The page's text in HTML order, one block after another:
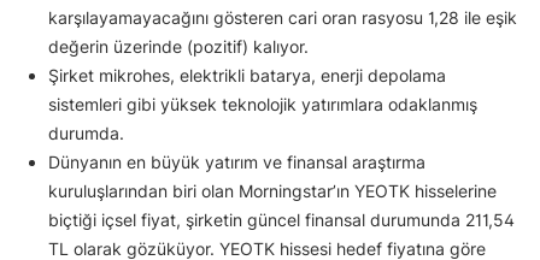
karşılayamayacağını gösteren cari oran rasyosu 1,28 ile eşik
değerin üzerinde (pozitif) kalıyor.
Şirket mikrohes, elektrikli batarya, enerji depolama
sistemleri gibi yüksek teknolojik yatırımlara odaklanmış
durumda.
Dünyanın en büyük yatırım ve finansal araştırma
kuruluşlarından biri olan Morningstar’ın YEOTK hisselerine
biçtiği içsel fiyat, şirketin güncel finansal durumunda 211,54
TL olarak gözüküyor. YEOTK hissesi hedef fiyatına göre